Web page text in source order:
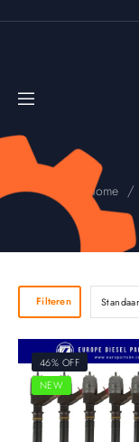
Home /
Filteren
46% OFF
NEW